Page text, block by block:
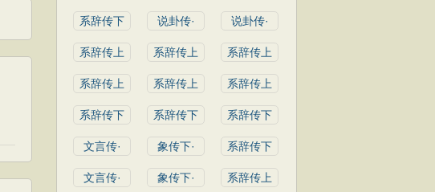
系辞传下 说卦传· 说卦传·
系辞传上 系辞传上 系辞传上
系辞传上 系辞传上 系辞传上
系辞传下 系辞传下 系辞传下
文言传· 象传下· 系辞传下
文言传· 象传下· 系辞传上